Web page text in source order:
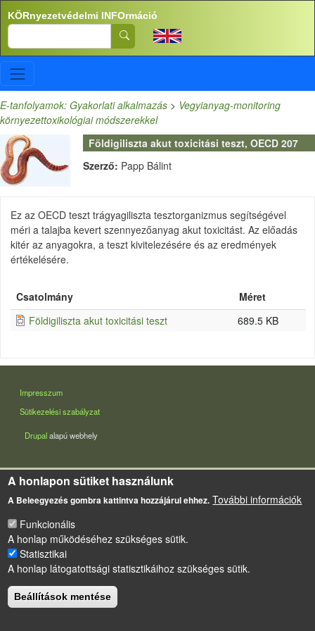
Ugrás a tartalomra
KÖRnyezetvédelmi INFOrmáció
Search
E-tanfolyamok: Gyakorlati alkalmazás > Vegyianyag-monitoring
környezettoxikológiai módszerekkel
Földigiliszta akut toxicitási teszt, OECD 207
Szerző: Papp Bálint
Ez az OECD teszt trágyagiliszta tesztorganizmus segítségével
méri a talajba kevert szennyezőanyag akut toxicitást. Az előadás
kitér az anyagokra, a teszt kivitelezésére és az eredmények
értékelésére.
Csatolmány
Méret
Földigiliszta akut toxicitási teszt
689.5 KB
LÁBLÉC
Impresszum
Sütikezelési szabályzat
Drupalalapú webhely
A honlapon sütiket használunk
A Beleegyezés gombra kattintva hozzájárul ehhez. További információk
Funkcionális
A honlap működéséhez szükséges sütik.
Statisztikai
A honlap látogatottsági statisztikáihoz szükséges sütik.
Beállítások mentése